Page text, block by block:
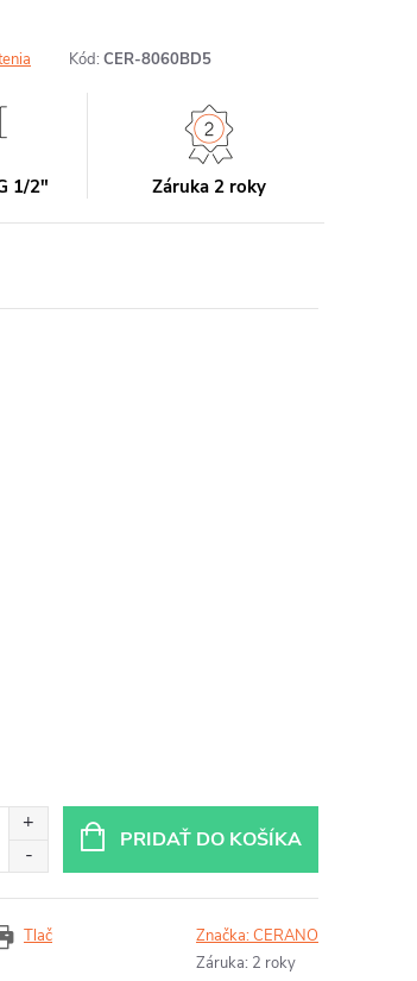
Kód: CER-8060BD5
1/2" Záruka 2 roky
PRIDAŤ DO KOŠÍKA
Tlač Značka:CERANO
Záruka: 2 roky